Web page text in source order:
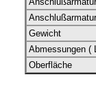
Gewicht
Abmessungen (
Oberfläche